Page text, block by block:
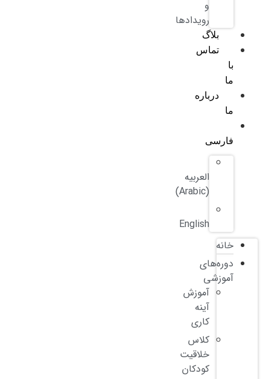
رویدادها
بلاگ
تماس
ما
درباره
ما
فارسی
العربیه
Arabic
)
English
خانه
دوره‌های
آموزشی
آموزش
آینه
کاری
کلاس
خلاقیت
کودکان